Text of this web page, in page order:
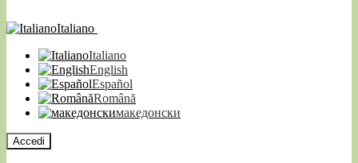
Italiano
Italiano
English
Español
Română
македонски
Accedi